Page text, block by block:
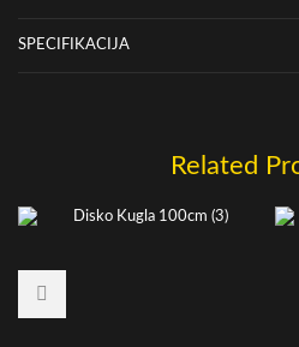
SPECIFIKACIJA
Related